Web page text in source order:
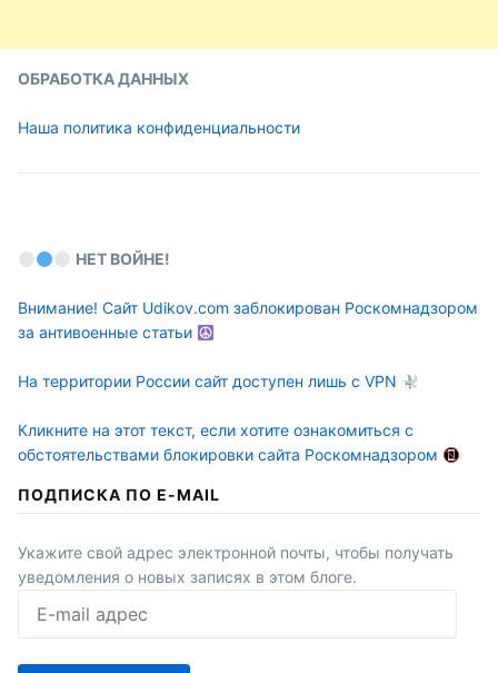
ОБРАБОТКА ДАННЫХ
Наша политика конфиденциальности
НЕТ ВОЙНЕ!
Внимание! Сайт Udikov.com заблокирован Роскомнадзором
за антивоенные статьи
На территории России сайт доступен лишь с VPN
Кликните на этот текст, если хотите ознакомиться с
обстоятельствами блокировки сайта Роскомнадзором
ПОДПИСКА ПО E-MAIL
Укажите свой адрес электронной почты, чтобы получать
уведомления о новых записях в этом блоге.
mail